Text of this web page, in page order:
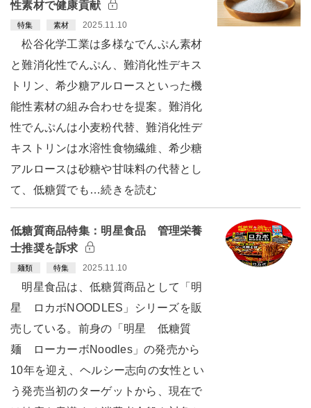
性素材で健康貢献
特集 素材 2025.11.10
松谷化学工業は多様なでんぷん素材
と難消化性でんぷん、難消化性デキス
トリン、希少糖アルロースといった機
能性素材の組み合わせを提案。難消化
性でんぷんは小麦粉代替、難消化性デ
キストリンは水溶性食物繊維、希少糖
アルロースは砂糖や甘味料の代替とし
て、低糖質でも…続きを読む
低糖質商品特集：明星食品 管理栄養
士推奨を訴求
麺類 特集 2025.11.10
明星食品は、低糖質商品として「明
星 ロカボNOODLES」シリーズを販
売している。前身の「明星 低糖質
麺 ローカーボNoodles」の発売から
10年を迎え、ヘルシー志向の女性とい
う発売当初のターゲットから、現在で